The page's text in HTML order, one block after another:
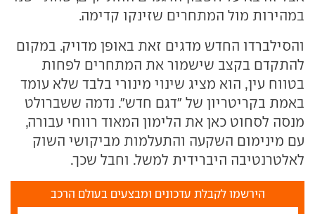
במהירות מול המתחרים שזינקו קדימה.
והסילברדו החדש מדגים זאת באופן מדויק. במקום
להתקדם בקצב שישמור את המתחרים לפחות
בטווח עין, הוא מציג שינוי מינורי בלבד שלא עומד
באמת בקריטריון של "דגם חדש". נדמה ששברולט
מנסה לסחוט כאן את הלימון המאוד רווחי עבורה,
עם מינימום השקעה והתעלמות מביקושי השוק
לאלטרנטיבה היברידית למשל. וחבל שכך.
הירשמו לקבלת עדכונים ומבצעים בעולם הרכב